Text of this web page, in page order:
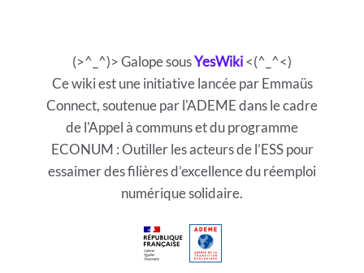
(>^_^)> Galope sousYesWiki<(^_^<)
Ce wiki est une initiative lancée par Emmaüs
Connect, soutenue par l'ADEME dans le cadre
de l'Appel à communs et du programme
ECONUM : Outiller les acteurs de l’ESS pour
essaimer des filières d’excellence du réemploi
numérique solidaire.